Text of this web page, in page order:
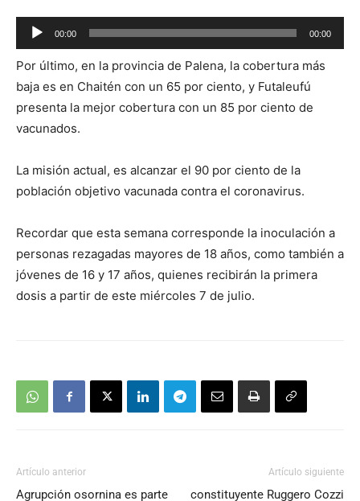
Reproductor
de
audio
00:00 00:00
Por último, en la provincia de Palena, la cobertura más
baja es en Chaitén con un 65 por ciento, y Futaleufú
presenta la mejor cobertura con un 85 por ciento de
vacunados.
La misión actual, es alcanzar el 90 por ciento de la
población objetivo vacunada contra el coronavirus.
Recordar que esta semana corresponde la inoculación a
personas rezagadas mayores de 18 años, como también a
jóvenes de 16 y 17 años, quienes recibirán la primera
dosis a partir de este miércoles 7 de julio.
Artículo anterior
Agrupción osornina es parte
Artículo siguiente
constituyente Ruggero Cozzi